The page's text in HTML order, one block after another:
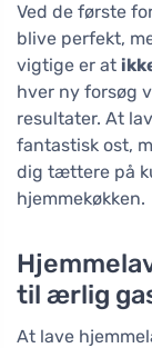
Ved de første
blive perfekt,
vigtige er at
hver ny forsøg
resultater. At
fantastisk ost,
dig tættere på
hjemmekøkken.
til ærlig
At lave